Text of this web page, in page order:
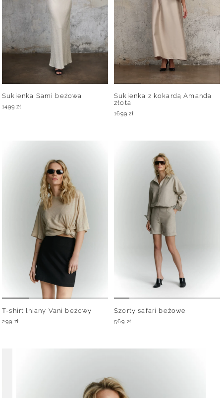
Sukienka Sami beżowa
1499zł
Sukienka z kokardą Amanda
złota
1699zł
T-shirt lniany Vani beżowy
299 zł
Szorty safari beżowe
569 zł